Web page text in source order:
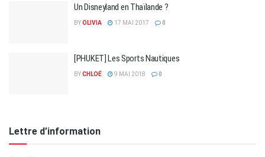
Un Disneyland en Thaïlande ?
BYOLIVIA 17 MAI 2017 0
[PHUKET] Les Sports Nautiques
BYCHLOÉ 9 MAI 2018 0
Lettre d’information